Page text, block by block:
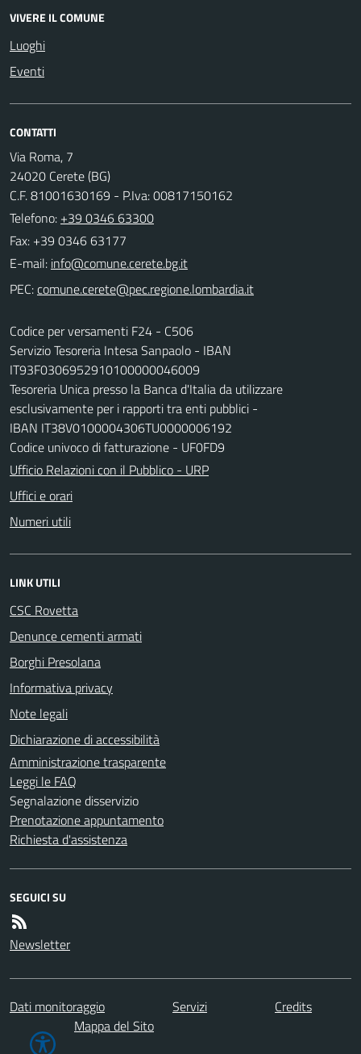
VIVERE IL COMUNE
Luoghi
Eventi
CONTATTI
Via Roma, 7
24020 Cerete (BG)
C.F. 81001630169 - P.Iva: 00817150162
Telefono: +39 0346 63300
Fax: +39 0346 63177
E-mail:
PEC:
Codice per versamenti F24 - C506
Servizio Tesoreria Intesa Sanpaolo - IBAN
IT93F0306952910100000046009
Tesoreria Unica presso la Banca d'Italia da utilizzare
esclusivamente per i rapporti tra enti pubblici -
IBAN IT38V0100004306TU0000006192
Codice univoco di fatturazione - UF0FD9
Ufficio Relazioni con il Pubblico - URP
Uffici e orari
Numeri utili
LINK UTILI
CSC Rovetta
Denunce cementi armati
Borghi Presolana
Informativa privacy
Note legali
Dichiarazione di accessibilità
Amministrazione trasparente
Leggi le FAQ
Segnalazione disservizio
Prenotazione appuntamento
Richiesta d'assistenza
SEGUICI SU
Newsletter
Dati monitoraggio Servizi
Credits
Mappa del Sito